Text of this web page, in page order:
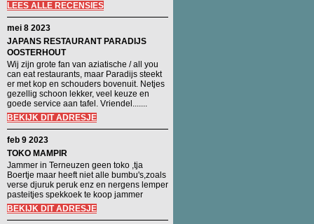
LEES ALLE RECENSIES
mei 8 2023
JAPANS RESTAURANT PARADIJS
OOSTERHOUT
Wij zijn grote fan van aziatische / all you
can eat restaurants, maar Paradijs steekt
er met kop en schouders bovenuit. Netjes
gezellig schoon lekker, veel keuze en
goede service aan tafel. Vriendel.......
BEKIJK DIT ADRESJE
feb 9 2023
TOKO MAMPIR
Jammer in Terneuzen geen toko ,tja
Boertje maar heeft niet alle bumbu's,zoals
verse djuruk peruk enz en nergens lemper
pasteitjes spekkoek te koop jammer
BEKIJK DIT ADRESJE